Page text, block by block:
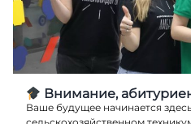
Внимание,
Ваше будущее начинается